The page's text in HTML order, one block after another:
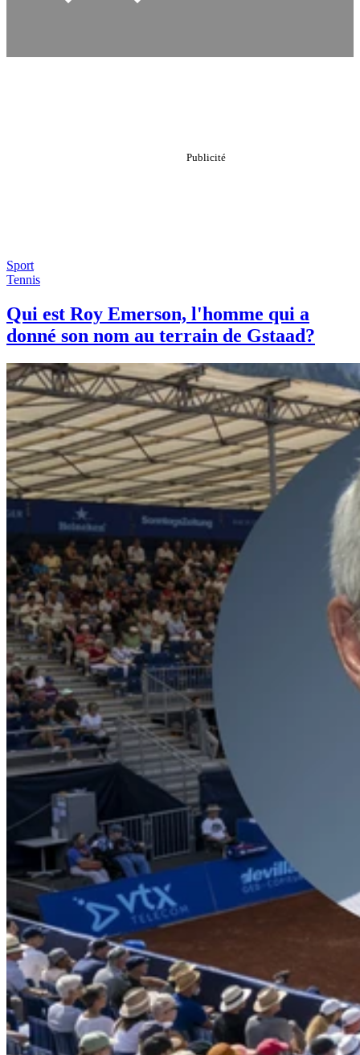
Sport
Tennis
Qui est Roy Emerson, l'homme qui a
donné son nom au terrain de Gstaad?